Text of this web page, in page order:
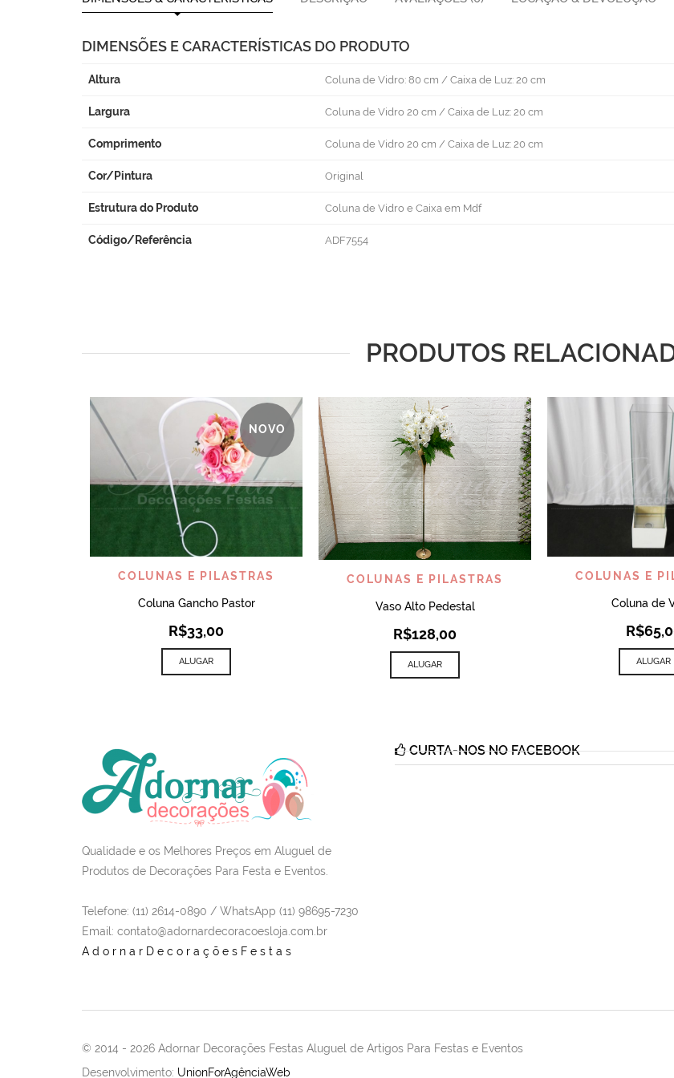
DIMENSÕES E CARACTERÍSTICAS DO PRODUTO
Altura Coluna de Vidro: 80 cm / Caixa de Luz: 20 cm
Largura Coluna de Vidro 20 cm / Caixa de Luz: 20 cm
Comprimento Coluna de Vidro 20 cm / Caixa de Luz: 20 cm
Cor/Pintura Original
Estrutura do Produto Coluna de Vidro e Caixa em Mdf
Código/Referência ADF7554
PRODUTOS
NOVO
VISUALIZAR
COLUNAS E PILASTRAS
Coluna Gancho Pastor
R$33,00
ALUGAR
VISUALIZAR
COLUNAS E PILASTRAS
Vaso Alto Pedestal
R$128,00
ALUGAR
COLUNAS E
Coluna de
R$
ALUGAR
Qualidade e os Melhores Preços em Aluguel de
Produtos de Decorações Para Festa e Eventos.
Telefone: (11) 2614-0890 / WhatsApp (11) 98695-7230
Email : contato@adornardecoracoesloja.com.br
AdornarDecoraçõesFestas
CURTA-NOS NO FACEBOOK
© 2014 - 2026 Adornar Decorações Festas Aluguel de Artigos Para Festas e Eventos
Desenvolvimento: UnionForAgênciaWeb